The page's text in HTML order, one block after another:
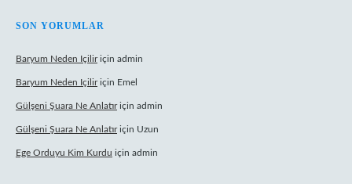
SON YORUMLAR
Baryum Neden Içiliriçin admin
Baryum Neden Içiliriçin Emel
Gülşeni Şuara Ne Anlatıriçin admin
Gülşeni Şuara Ne Anlatıriçin Uzun
Ege Orduyu Kim Kurdu için admin